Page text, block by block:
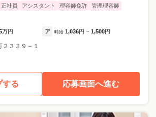
正社員 アシスタント 理容師免許
管理理容師
万円 ア 時給 1,036円 ~ 1,500円
２３３９－１
する 応募画面へ進む